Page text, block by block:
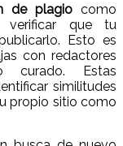
de plagio como
verificar que tu
Esto es
con redactores
curado. Estas
similitudes
propio sitio como